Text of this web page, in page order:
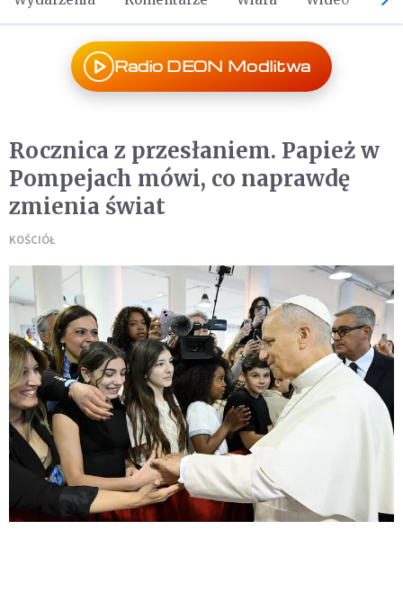
Radio DEON Modlitwa
Rocznica z przesłaniem. Papież w
Pompejach mówi, co naprawdę
zmienia świat
KOŚCIÓŁ